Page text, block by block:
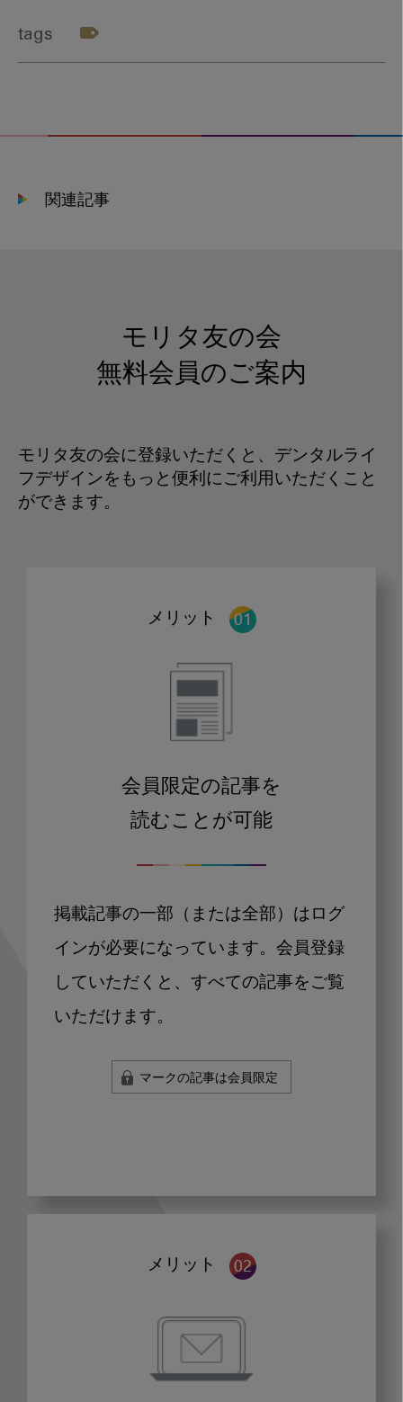
tags
関連記事
モリタ友の会
無料会員のご案内
モリタ友の会に登録いただくと、デンタルライ
フデザインをもっと便利にご利用いただくこと
ができます。
メリット
会員限定の記事を
読むことが可能
掲載記事の一部（または全部）はログ
インが必要になっています。会員登録
していただくと、すべての記事をご覧
いただけます。
マークの記事は会員限定
メリット